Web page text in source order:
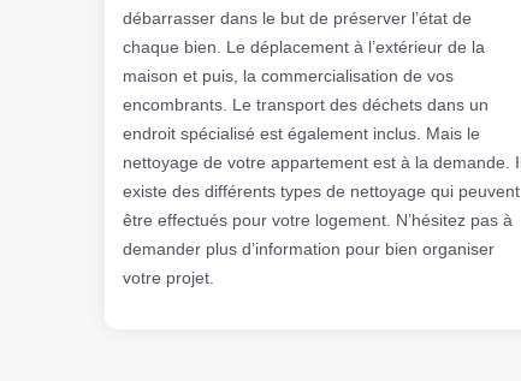
débarrasser dans le but de préserver l’état de
chaque bien. Le déplacement à l’extérieur de la
maison et puis, la commercialisation de vos
encombrants. Le transport des déchets dans un
endroit spécialisé est également inclus. Mais le
nettoyage de votre appartement est à la demande.
existe des différents types de nettoyage qui peuvent
être effectués pour votre logement. N’hésitez pas à
demander plus d’information pour bien organiser
votre projet.